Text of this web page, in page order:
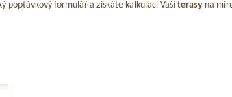
poptávkový formulář a získáte kalkulaci Vaší terasy na